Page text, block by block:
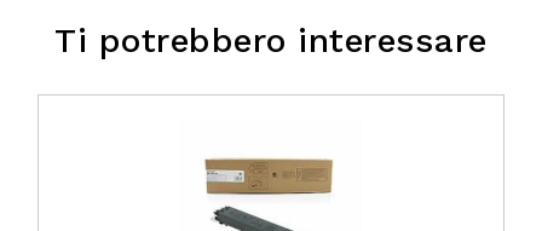
Ti potrebbero interessare